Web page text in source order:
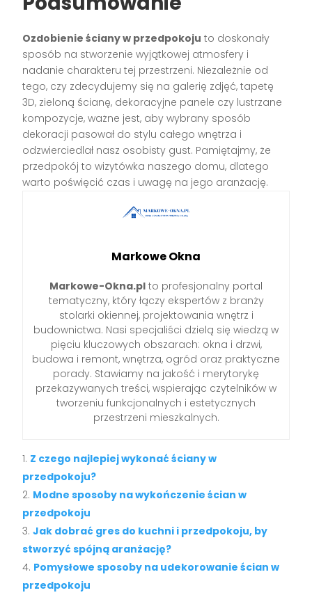
Ozdobienie ściany w przedpokoju to doskonały
sposób na stworzenie wyjątkowej atmosfery i
nadanie charakteru tej przestrzeni. Niezależnie od
tego, czy zdecydujemy się na galerię zdjęć, tapetę
3D, zieloną ścianę, dekoracyjne panele czy lustrzane
kompozycje, ważne jest, aby wybrany sposób
dekoracji pasował do stylu całego wnętrza i
odzwierciedlał nasz osobisty gust. Pamiętajmy, że
przedpokój to wizytówka naszego domu, dlatego
warto poświęcić czas i uwagę na jego aranżację.
Markowe Okna
Markowe-Okna.pl to profesjonalny portal
tematyczny, który łączy ekspertów z branży
stolarki okiennej, projektowania wnętrz i
budownictwa. Nasi specjaliści dzielą się wiedzą w
pięciu kluczowych obszarach: okna i drzwi,
budowa i remont, wnętrza, ogród oraz praktyczne
porady. Stawiamy na jakość i merytorykę
przekazywanych treści, wspierając czytelników w
tworzeniu funkcjonalnych i estetycznych
przestrzeni mieszkalnych.
Z czego najlepiej wykonać ściany w
przedpokoju?
Modne sposoby na wykończenie ścian w
przedpokoju
Jak dobrać gres do kuchni i przedpokoju, by
stworzyć spójną aranżację?
Pomysłowe sposoby na udekorowanie ścian w
przedpokoju